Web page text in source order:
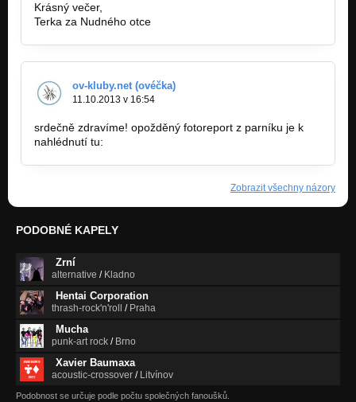
Krásný večer,
Terka za Nudného otce
ov-kluby.net (ovéčka)
11.10.2013 v 16:54
srdečně zdravíme! opožděný fotoreport z parníku je k
nahlédnutí tu:
Zobrazit všechny názory
PODOBNÉ KAPELY
Zrní
alternative / Kladno
Hentai Corporation
thrash-rock'n'roll / Praha
Mucha
punk-art rock / Brno
Xavier Baumaxa
acoustic-crossover / Litvínov
Podobnost se určuje podle počtu společných fanoušků.